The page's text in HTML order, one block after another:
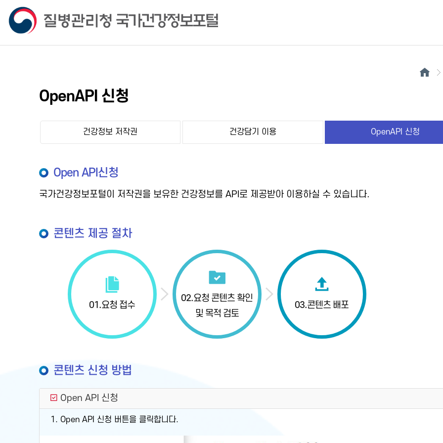
OpenAPI 신청
건강정보 저작권 건강담기 이용 OpenAPI 신청
Open API신청
국가건강정보포털이 저작권을 보유한 건강정보를 API로 제공받아 이용하실 수 있습니다.
콘텐츠 제공 절차
01.요청 접수
02.요청 콘텐츠 확인
및 목적 검토
03.콘텐츠 배포
콘텐츠 신청 방법
Open API 신청
1. Open API 신청 버튼을 클릭합니다.